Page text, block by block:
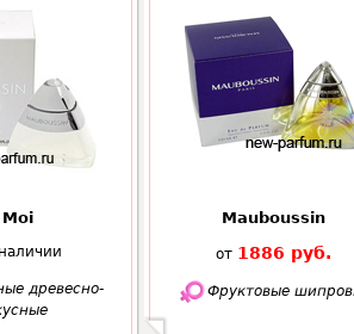
древесно-
Mauboussin
от 1886 руб.
Фруктовые